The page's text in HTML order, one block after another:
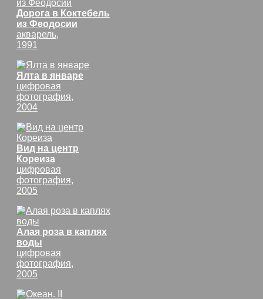
Дорога в Коктебель
из Феодосии
акварель,
1991
Ялта в январе
цифровая
фотография,
2004
Вид на центр
Кореиза
цифровая
фотография,
2005
Алая роза в каплях
воды
цифровая
фотография,
2005